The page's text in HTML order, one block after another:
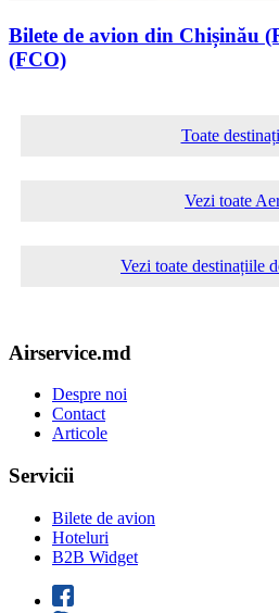
Bilete de avion din Chișinău
(FCO)
Toate
Vezi toate
Vezi toate destinațiile
Airservice.md
Despre noi
Contact
Articole
Servicii
Bilete de avion
Hoteluri
B2B Widget